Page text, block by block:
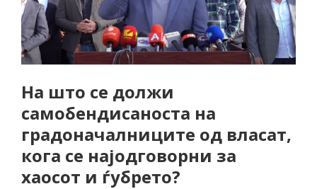
На што се должи
самобендисаноста на
градоначалниците од власат,
кога се најодговорни за
хаосот и ѓубрето?